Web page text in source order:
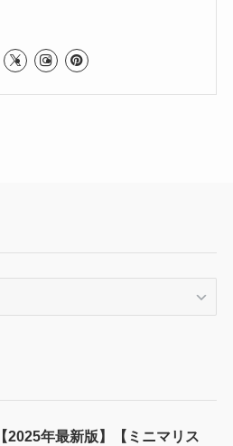
【2025年最新版】【ミニマリス